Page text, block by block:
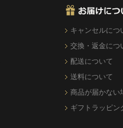
キャンセルにつ
交換・返金につ
配送について
送料について
商品が届かない
ギフトラッピン